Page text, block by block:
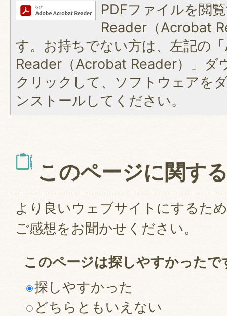
PDFファイルを閲
Reader（Acrobat
す。お持ちでない方は、左記の
Reader（Acrobat Reader）」ダ
クリックして、ソフトウェアを
ンストールしてください。
このページに関す
より良いウェブサイトにするた
ご感想をお聞かせください。
このページは探しやすかったで
探しやすかった
どちらともいえない